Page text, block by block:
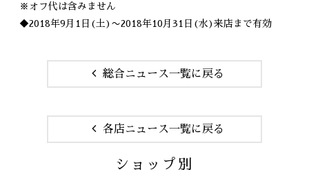
※オフ代は含みません
◆2018年9月1日(土)〜2018年10月31日(水)来店まで有効
総合ニュース一覧に戻る
各店ニュース一覧に戻る
ショップ別